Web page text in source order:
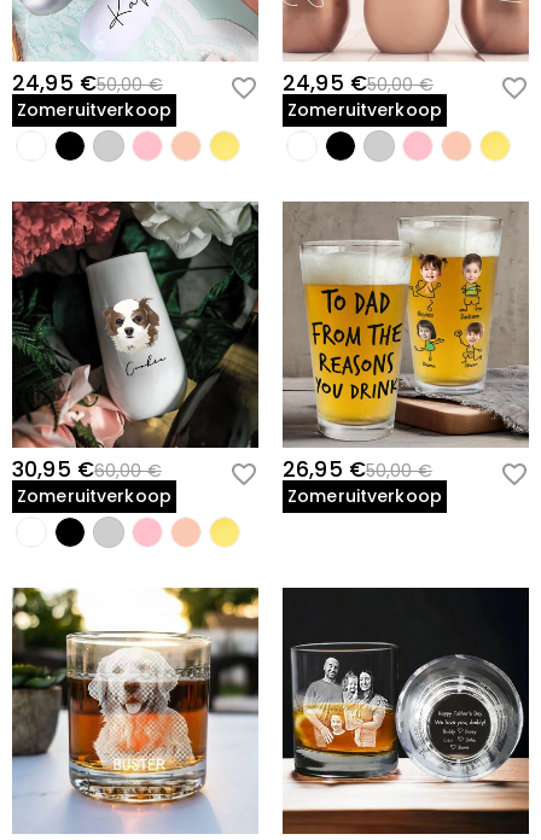
24,95 €50,00 €
Zomeruitverkoop
24,95 €50,00 €
Zomeruitverkoop
30,95 €60,00 €
Zomeruitverkoop
26,95 €50,00 €
Zomeruitverkoop